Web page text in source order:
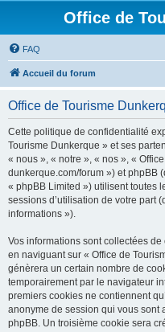
Office de
FAQ
Accueil du forum
Office de Tourisme
Cette politique de confidentialité
Tourisme Dunkerque » et ses
« nous », « notre », « nos », «
dunkerque.com/forum ») et phpBB
« phpBB Limited ») utilisent toutes
sessions d’utilisation de votre part
informations »).
Vos informations sont collectées
en naviguant sur « Office de
génèrera un certain nombre de
temporairement par le navigateur
premiers cookies ne contiennent
anonyme de session qui vous sont
phpBB. Un troisième cookie sera